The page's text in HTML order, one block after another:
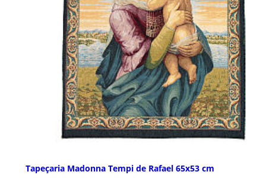
Tapeçaria Madonna Tempi de Rafael 65x53 cm